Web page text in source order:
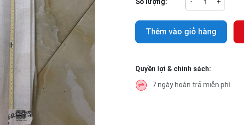
Thêm vào giỏ hàng
Quyền lợi & chính sách:
7 ngày hoàn trả miễn phí